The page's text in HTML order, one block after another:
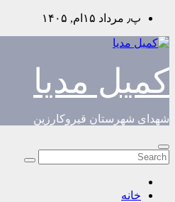
Skip
content
پ٫ مرداد ۱۵ام, ۱۴۰۵
کمیل مدیا
شهدای شهرستان قیروکارزین
خانه